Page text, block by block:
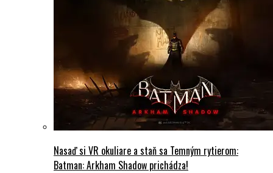
Nasaď si VR okuliare a staň sa Temným rytierom:
Batman: Arkham Shadow prichádza!